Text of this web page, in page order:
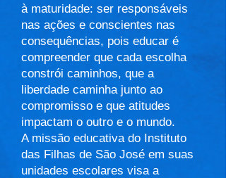
à maturidade: ser responsáveis
nas ações e conscientes nas
consequências, pois educar é
compreender que cada escolha
constrói caminhos, que a
liberdade caminha junto ao
compromisso e que atitudes
impactam o outro e o mundo.
A missão educativa do Instituto
das Filhas de São José em suas
unidades escolares visa a